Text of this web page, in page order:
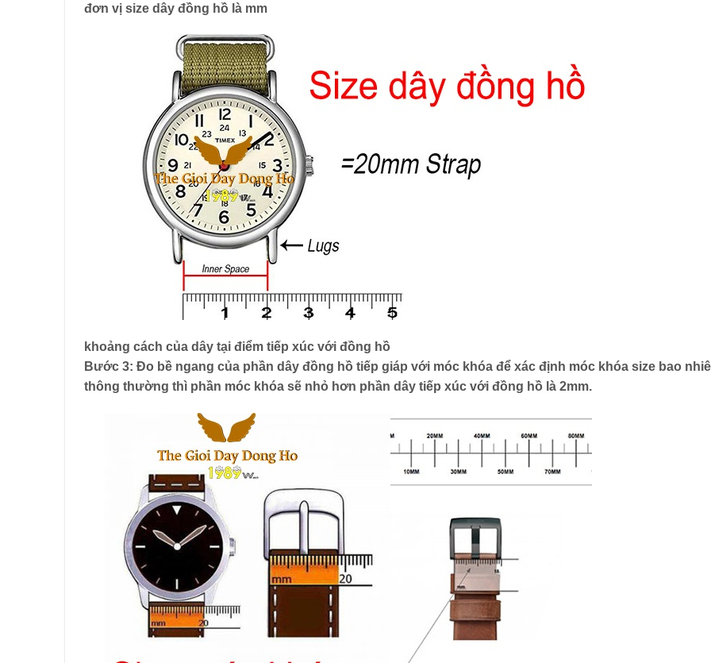
đơn vị size dây đồng hồ là mm
khoảng cách của dây tại điểm tiếp xúc với đồng hồ
Bước 3: Đo bề ngang của phần dây đồng hồ tiếp giáp với móc khóa để xác định móc khóa size bao
thông thường thì phần móc khóa sẽ nhỏ hơn phần dây tiếp xúc với đồng hồ là 2mm.